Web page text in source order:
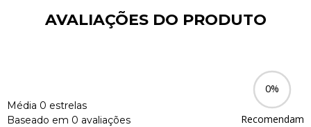
AVALIAÇÕES DO PRODUTO
Média 0 estrelas
Baseado em 0 avaliações
0%
Recomendam